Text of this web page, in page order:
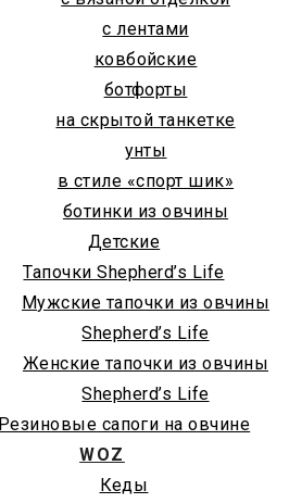
с лентами
ковбойские
ботфорты
на скрытой танкетке
унты
в стиле «спорт шик»
ботинки из овчины
Детские
Тапочки Shepherd’s Life
Мужские тапочки из овчины
Shepherd’s Life
Женские тапочки из овчины
Shepherd’s Life
Резиновые сапоги на овчине
WOZ
Кеды